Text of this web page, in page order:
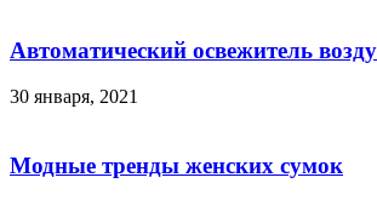
Автоматический освежитель
30 января, 2021
Модные тренды женских сумок